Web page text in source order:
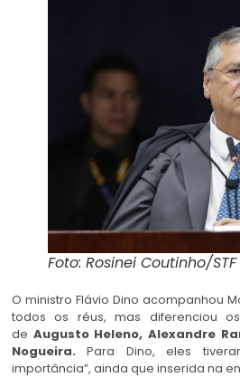
Foto: Rosinei Coutinho/STF
O ministro Flávio Dino acompanhou
todos os réus, mas diferenciou
de Augusto Heleno, Alexandre
Nogueira. Para Dino, eles
importância”, ainda que inserida na